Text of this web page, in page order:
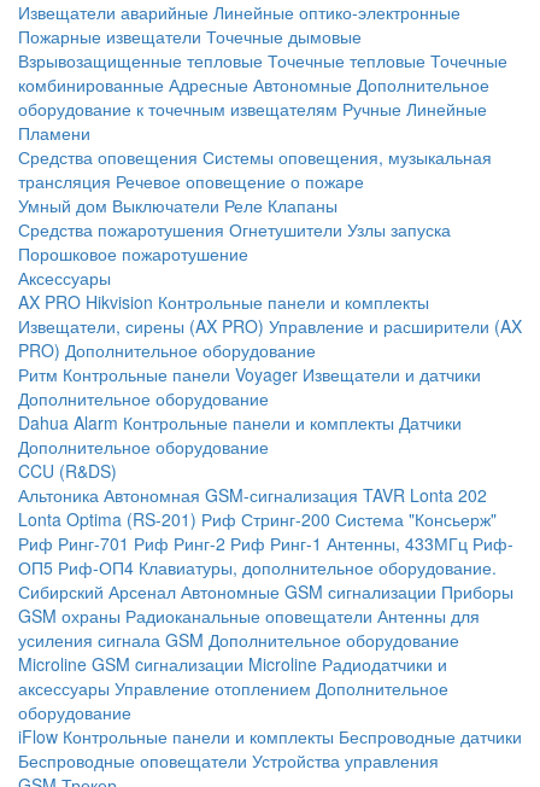
Извещатели аварийные Линейные оптико-электронные
Пожарные извещатели Точечные дымовые
Взрывозащищенные тепловые Точечные тепловые Точечные
комбинированные Адресные Автономные Дополнительное
оборудование к точечным извещателям Ручные Линейные
Пламени
Средства оповещения Системы оповещения, музыкальная
трансляция Речевое оповещение о пожаре
Умный дом Выключатели Реле Клапаны
Средства пожаротушения Огнетушители Узлы запуска
Порошковое пожаротушение
Аксессуары
AX PRO Hikvision Контрольные панели и комплекты
Извещатели, сирены (AX PRO) Управление и расширители (AX
PRO) Дополнительное оборудование
Ритм Контрольные панели Voyager Извещатели и датчики
Дополнительное оборудование
Dahua Alarm Контрольные панели и комплекты Датчики
Дополнительное оборудование
CCU (R&DS)
Альтоника Автономная GSM-сигнализация TAVR Lonta 202
Lonta Optima (RS-201) Риф Стринг-200 Система "Консьерж"
Риф Ринг-701 Риф Ринг-2 Риф Ринг-1 Антенны, 433МГц Риф-
ОП5 Риф-ОП4 Клавиатуры, дополнительное оборудование.
Сибирский Арсенал Автономные GSM сигнализации Приборы
GSM охраны Радиоканальные оповещатели Антенны для
усиления сигнала GSM Дополнительное оборудование
Microline GSM cигнализации Microline Радиодатчики и
аксессуары Управление отоплением Дополнительное
оборудование
iFlow Контрольные панели и комплекты Беспроводные датчики
Беспроводные оповещатели Устройства управления